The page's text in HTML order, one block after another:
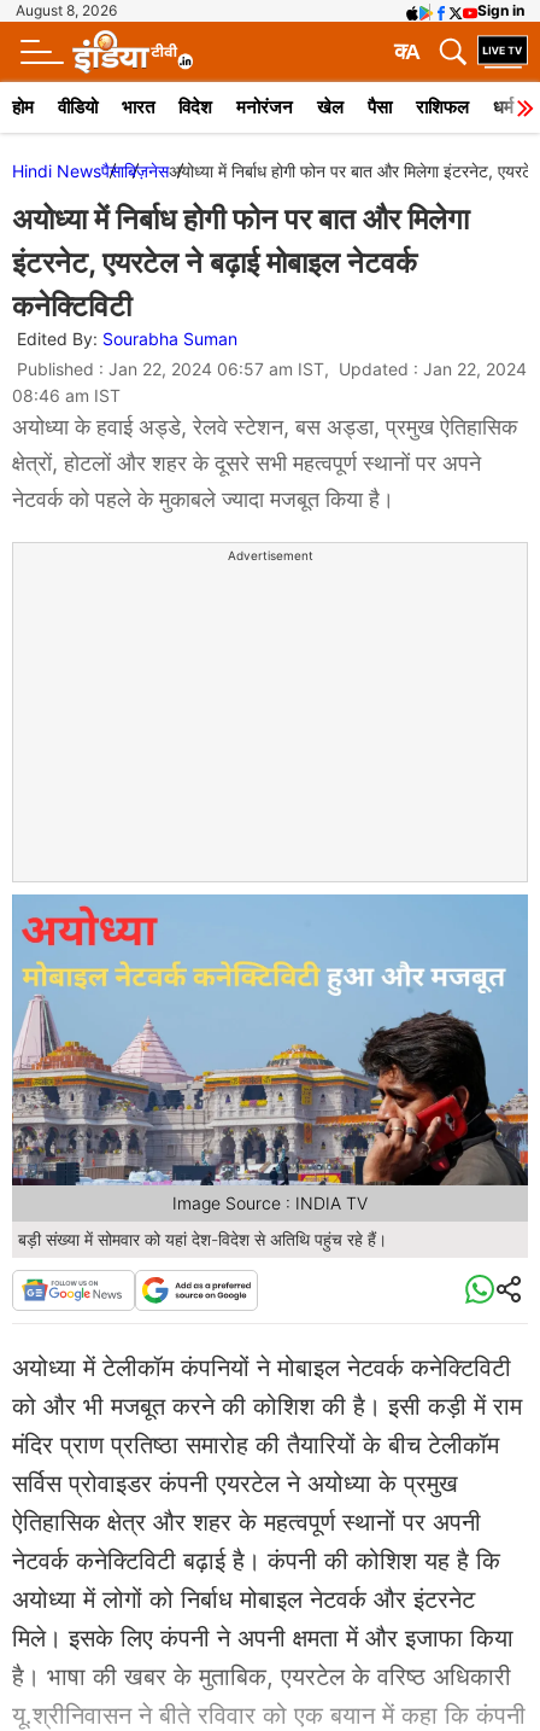
August 8, 2026 Sign in
A
क
होम वीडियो भारत विदेश मनोरंजन खेल पैसा राशिफल धर्म
Hindi Newsपैसाबिज़नेसअयोध्या में निर्बाध होगी फोन पर बात और मिलेगा इंटरनेट,
अयोध्या में निर्बाध होगी फोन पर बात और मिलेगा
इंटरनेट, एयरटेल ने बढ़ाई मोबाइल नेटवर्क
कनेक्टिविटी
Edited By: Sourabha Suman
Published : Jan 22, 2024 06:57 am IST, Updated : Jan 22, 2024
08:46 am IST
अयोध्या के हवाई अड्डे, रेलवे स्टेशन, बस अड्डा, प्रमुख ऐतिहासिक
क्षेत्रों, होटलों और शहर के दूसरे सभी महत्वपूर्ण स्थानों पर अपने
नेटवर्क को पहले के मुकाबले ज्यादा मजबूत किया है।
Advertisement
बड़ी संख्या में सोमवार को यहां देश-विदेश से अतिथि पहुंच रहे हैं।
Image Source : INDIA TV
अयोध्या में टेलीकॉम कंपनियों ने मोबाइल नेटवर्क कनेक्टिविटी
को और भी मजबूत करने की कोशिश की है। इसी कड़ी में राम
मंदिर प्राण प्रतिष्ठा समारोह की तैयारियों के बीच टेलीकॉम
सर्विस प्रोवाइडर कंपनी एयरटेल ने अयोध्या के प्रमुख
ऐतिहासिक क्षेत्र और शहर के महत्वपूर्ण स्थानों पर अपनी
नेटवर्क कनेक्टिविटी बढ़ाई है। कंपनी की कोशिश यह है कि
अयोध्या में लोगों को निर्बाध मोबाइल नेटवर्क और इंटरनेट
मिले। इसके लिए कंपनी ने अपनी क्षमता में और इजाफा किया
है। भाषा की खबर के मुताबिक, एयरटेल के वरिष्ठ अधिकारी
यू.श्रीनिवासन ने बीते रविवार को एक बयान में कहा कि कंपनी